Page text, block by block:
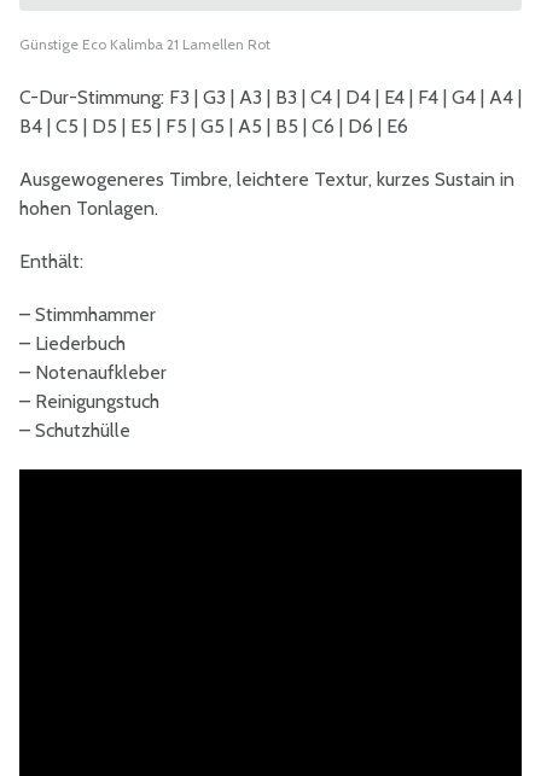
Günstige Eco Kalimba 21 Lamellen Rot
C-Dur-Stimmung: F3 | G3 | A3 | B3 | C4 | D4 | E4 | F4 | G4 | A4 |
B4 | C5 | D5 | E5 | F5 | G5 | A5 | B5 | C6 | D6 | E6
Ausgewogeneres Timbre, leichtere Textur, kurzes Sustain in
hohen Tonlagen.
Enthält:
– Stimmhammer
– Liederbuch
– Notenaufkleber
– Reinigungstuch
– Schutzhülle